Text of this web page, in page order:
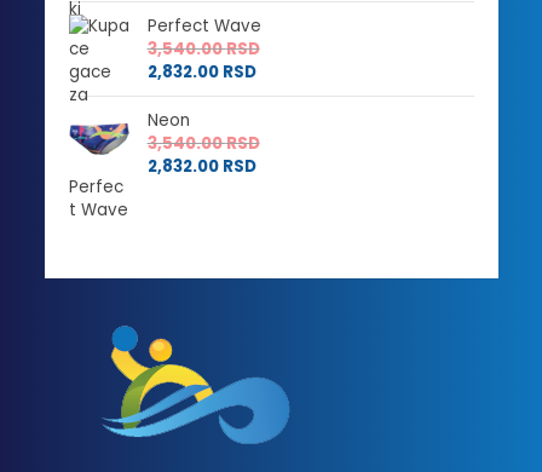
Perfect Wave
3,540.00RSD
2,832.00 RSD
Neon
3,540.00RSD
2,832.00 RSD